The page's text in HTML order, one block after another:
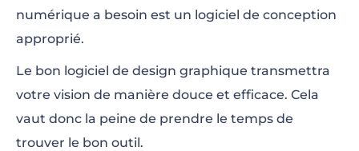
numérique a besoin est un logiciel de conception
approprié.
Le bon logiciel de design graphique transmettra
votre vision de manière douce et efficace. Cela
vaut donc la peine de prendre le temps de
trouver le bon outil.